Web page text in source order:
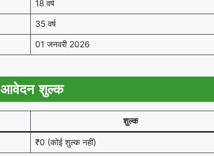
18 वर्ष
35 वर्ष
01 जनवरी 2026
आवेदन शुल्क
शुल्क
₹0 (कोई शुल्क नहीं)